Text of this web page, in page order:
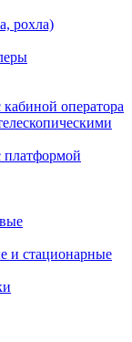
рохла)
оператора
платформой
и стационарные